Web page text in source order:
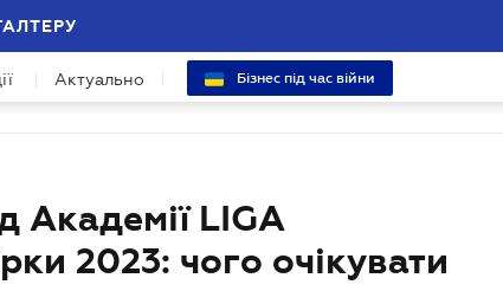
Актуально Бізнес під час війни
Академії LIGA
2023: чого очікувати